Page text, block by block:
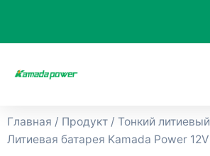
Главная / Продукт / Тонкий
Литиевая батарея Kamada Power